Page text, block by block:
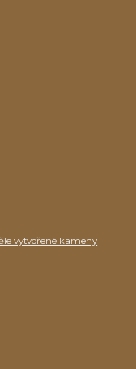
vytvořené kameny